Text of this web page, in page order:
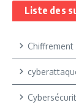
Liste des
Chiffrement